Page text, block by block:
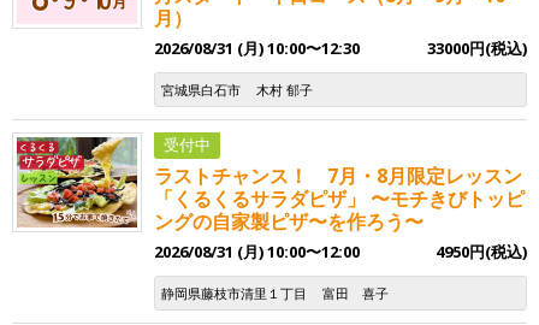
月）
2026/08/31 (月) 10:00〜12:30 33000円(税込)
宮城県白石市 木村 郁子
受付中
ラストチャンス！ 7月・8月限定レッスン
「くるくるサラダピザ」 〜モチきびトッピ
ングの自家製ピザ〜を作ろう〜
2026/08/31 (月) 10:00〜12:00 4950円(税込)
静岡県藤枝市清里１丁目 富田 喜子